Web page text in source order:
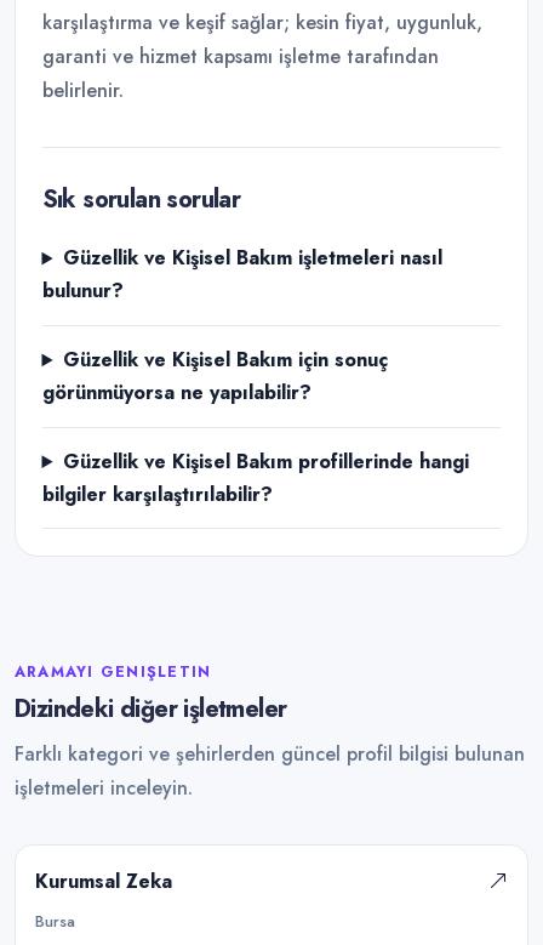
karşılaştırma ve keşif sağlar; kesin fiyat, uygunluk,
garanti ve hizmet kapsamı işletme tarafından
belirlenir.
Sık sorulan sorular
Güzellik ve Kişisel Bakım işletmeleri nasıl
bulunur?
Güzellik ve Kişisel Bakım için sonuç
görünmüyorsa ne yapılabilir?
Güzellik ve Kişisel Bakım profillerinde hangi
bilgiler karşılaştırılabilir?
ARAMAYI GENIŞLETIN
Dizindeki diğer işletmeler
Farklı kategori ve şehirlerden güncel profil bilgisi bulunan
işletmeleri inceleyin.
Kurumsal Zeka
Bursa